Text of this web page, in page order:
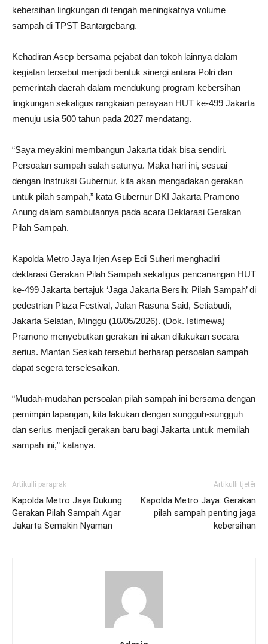
kebersihan lingkungan di tengah meningkatnya volume
sampah di TPST Bantargebang.
Kehadiran Asep bersama pejabat dan tokoh lainnya dalam
kegiatan tersebut menjadi bentuk sinergi antara Polri dan
pemerintah daerah dalam mendukung program kebersihan
lingkungan sekaligus rangkaian perayaan HUT ke-499 Jakarta
menuju usia 500 tahun pada 2027 mendatang.
“Saya meyakini membangun Jakarta tidak bisa sendiri.
Persoalan sampah salah satunya. Maka hari ini, sesuai
dengan Instruksi Gubernur, kita akan mengadakan gerakan
untuk pilah sampah,” kata Gubernur DKI Jakarta Pramono
Anung dalam sambutannya pada acara Deklarasi Gerakan
Pilah Sampah.
Kapolda Metro Jaya Irjen Asep Edi Suheri menghadiri
deklarasi Gerakan Pilah Sampah sekaligus pencanangan HUT
ke-499 Jakarta bertajuk ‘Jaga Jakarta Bersih; Pilah Sampah’ di
pedestrian Plaza Festival, Jalan Rasuna Said, Setiabudi,
Jakarta Selatan, Minggu (10/05/2026). (Dok. Istimewa)
Pramono menyebutkan gerakan ini akan dilakukan secara
serius. Mantan Seskab tersebut berharap persoalan sampah
dapat segera terselesaikan.
“Mudah-mudahan persoalan pilah sampah ini bersama dengan
pemimpin lapangan, kita lakukan dengan sungguh-sungguh
dan serius menjadi gerakan baru bagi Jakarta untuk memilah
sampah ini,” katanya.
Artikulli paraprak
Kapolda Metro Jaya Dukung
Gerakan Pilah Sampah Agar
Jakarta Semakin Nyaman
Artikulli tjetër
Kapolda Metro Jaya: Gerakan
pilah sampah penting jaga
kebersihan